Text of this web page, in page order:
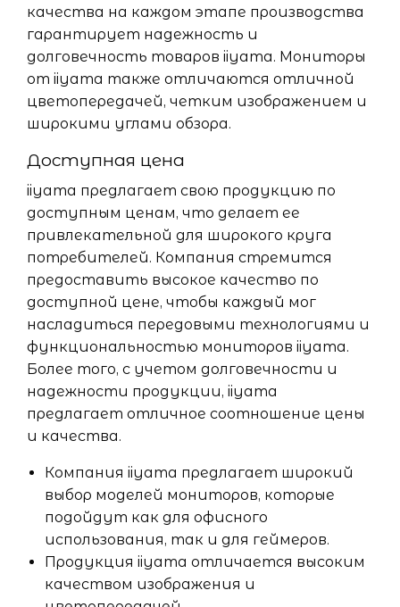
качества на каждом этапе производства
гарантирует надежность и
долговечность товаров iiyama. Мониторы
от iiyama также отличаются отличной
цветопередачей, четким изображением и
широкими углами обзора.
Доступная цена
iiyama предлагает свою продукцию по
доступным ценам, что делает ее
привлекательной для широкого круга
потребителей. Компания стремится
предоставить высокое качество по
доступной цене, чтобы каждый мог
насладиться передовыми технологиями и
функциональностью мониторов iiyama.
Более того, с учетом долговечности и
надежности продукции, iiyama
предлагает отличное соотношение цены
и качества.
Компания iiyama предлагает широкий
выбор моделей мониторов, которые
подойдут как для офисного
использования, так и для геймеров.
Продукция iiyama отличается высоким
качеством изображения и